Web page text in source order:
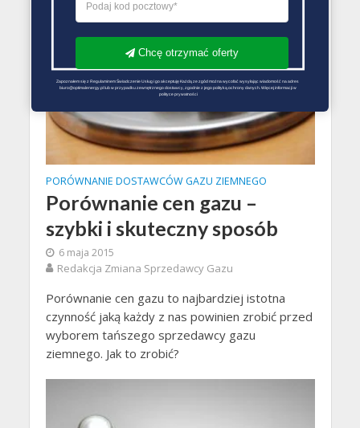
PORÓWNANIE DOSTAWCÓW GAZU ZIEMNEGO
Porównanie cen gazu –
szybki i skuteczny sposób
6 maja 2015
Redakcja Zmiana Sprzedawcy Gazu
Porównanie cen gazu to najbardziej istotna
czynność jaką każdy z nas powinien zrobić przed
wyborem tańszego sprzedawcy gazu
ziemnego. Jak to zrobić?
Chcę otrzymać oferty
Zapoznałem się z Regulaminem Świadczenie Usług i go akceptuję Każdą ze zgód można wycofać wysyłając wiadomość na adres
biuro@optimalenergy.pl lub w przypadku zewnętrznego dostawcy, zgodnie z jego polityką ochrony danych. Więcej informacji w
polityce prywatności